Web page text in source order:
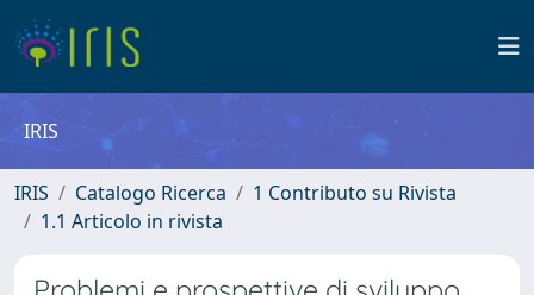
IRIS
IRIS Catalogo Ricerca
1 Contributo su Rivista
1.1 Articolo in rivista